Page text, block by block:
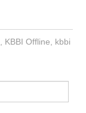
KBBI Offline
kbbi